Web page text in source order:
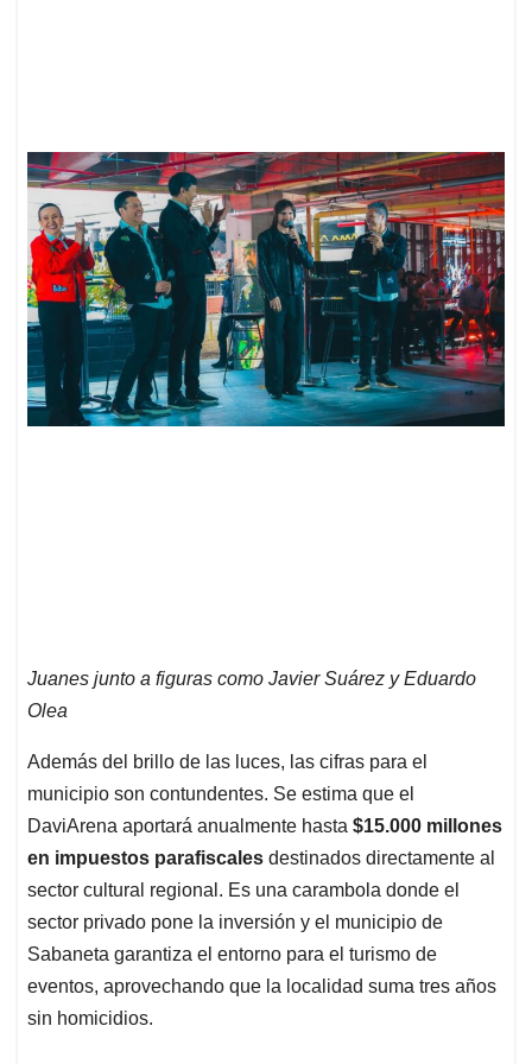
Juanes junto a figuras como Javier Suárez y Eduardo
Olea
Además del brillo de las luces, las cifras para el
municipio son contundentes. Se estima que el
DaviArena aportará anualmente hasta $15.000 millones
en impuestos parafiscales destinados directamente al
sector cultural regional. Es una carambola donde el
sector privado pone la inversión y el municipio de
Sabaneta garantiza el entorno para el turismo de
eventos, aprovechando que la localidad suma tres años
sin homicidios.